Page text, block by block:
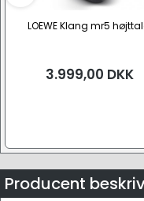
LOEWE Klang mr5
3.999,00 DKK
Producent